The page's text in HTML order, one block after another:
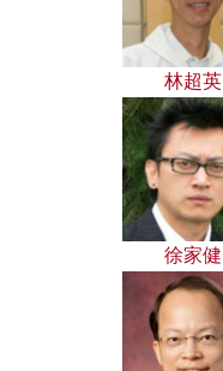
林超英
徐家健